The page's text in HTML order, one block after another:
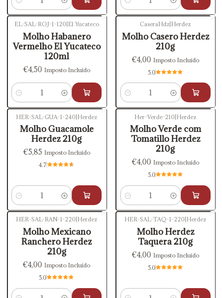
Quantidade Quantidade
EL-SAL-ROJ-1-120 El Yucateco
Molho Habanero
Vermelho El Yucateco
120ml
€4,50 Imposto Incluído
Quantidade
CaseraHdz Herdez
Molho Casero Herdez
210g
€4,00 Imposto Incluído
5.0
Quantidade
HER-SAL-GUA-1-240|Herdez
Molho Guacamole
Herdez 210g
€5,85 Imposto Incluído
4.7
Quantidade
Her-Verde-210|Herdez
Molho Verde com
Tomatillo Herdez
210g
€4,00 Imposto Incluído
5.0
Quantidade
HER-SAL-RAN-1-220 Herdez
Molho Mexicano
Ranchero Herdez
210g
€4,00 Imposto Incluído
5.0
HER-SAL-TAQ-1-220 Herdez
Molho Herdez
Taquera 210g
€4,00 Imposto Incluído
5.0